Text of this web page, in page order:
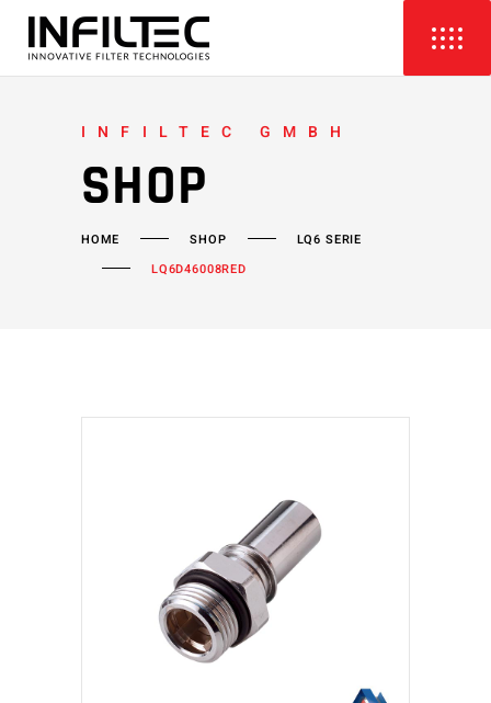
INFILTEC GMBH
SHOP
HOME SHOP
LQ6 SERIE
LQ6D46008RED